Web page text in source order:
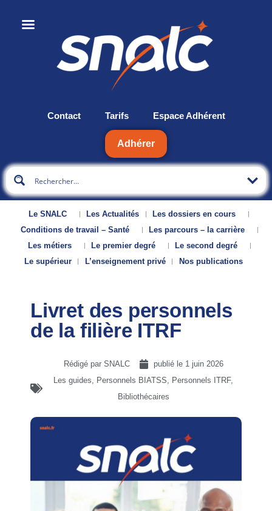
Contact Tarifs Espace Adhérent
Adhérer
Le SNALC Les Actualités
Les dossiers en cours
Conditions de travail – Santé
Les parcours – la carrière
Les métiers
Le premier degré
Le second degré
Le supérieur
L’enseignement privé Nos publications
Livret des personnels
de la filière ITRF
Rédigé par SNALC publié le 1 juin 2026
Les guides, Personnels BIATSS, Personnels ITRF,
Bibliothécaires